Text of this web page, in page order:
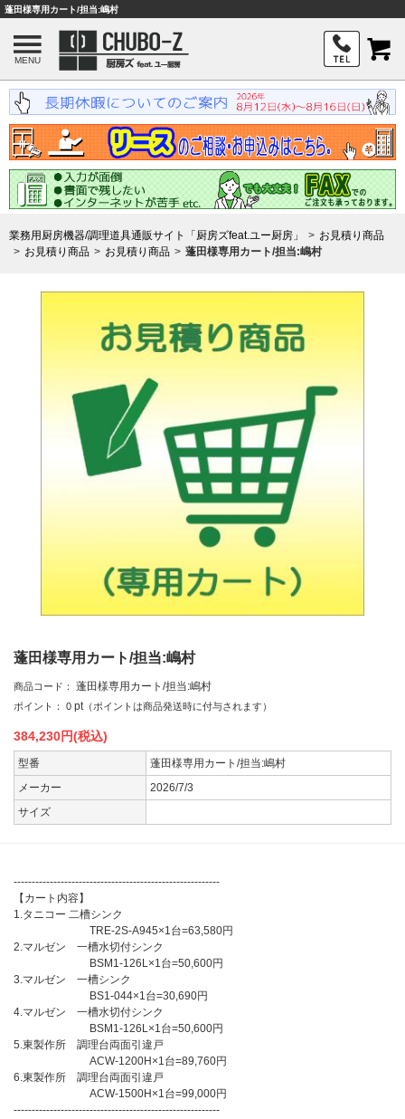
蓬田様専用カート/担当:嶋村
MENU
業務用厨房機器/調理道具通販サイト「厨房ズfeat.ユー厨房」
お見積り商品
お見積り商品
お見積り商品 蓬田様専用カート/担当:嶋村
蓬田様専用カート/担当:嶋村
商品コード： 蓬田様専用カート/担当:嶋村
ポイント： 0 pt （ポイントは商品発送時に付与されます）
384,230円(税込)
型番
蓬田様専用カート/担当:嶋村
メーカー
2026/7/3
サイズ
---------------------------------------------------------
【カート内容】
1.タニコー 二槽シンク
TRE-2S-A945×1台=63,580円
2.マルゼン 一槽水切付シンク
BSM1-126L×1台=50,600円
3.マルゼン 一槽シンク
BS1-044×1台=30,690円
4.マルゼン 一槽水切付シンク
BSM1-126L×1台=50,600円
5.東製作所 調理台両面引違戸
ACW-1200H×1台=89,760円
6.東製作所 調理台両面引違戸
ACW-1500H×1台=99,000円
---------------------------------------------------------